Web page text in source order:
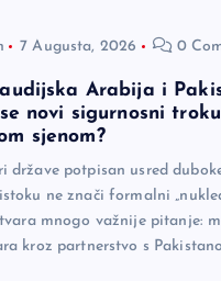
7 Augusta, 2026 0
Arabija i
novi sigurnosni
sjenom?
države potpisan usred
ne znači formalni
mnogo važnije pitanje:
kroz partnerstvo s